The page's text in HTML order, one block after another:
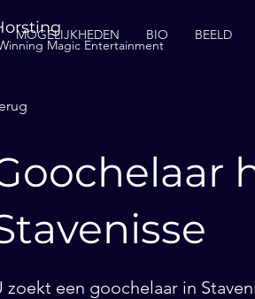
Magic Entertainment
MOGELIJKHEDEN BIO BEELD
zoekt een goochelaar in